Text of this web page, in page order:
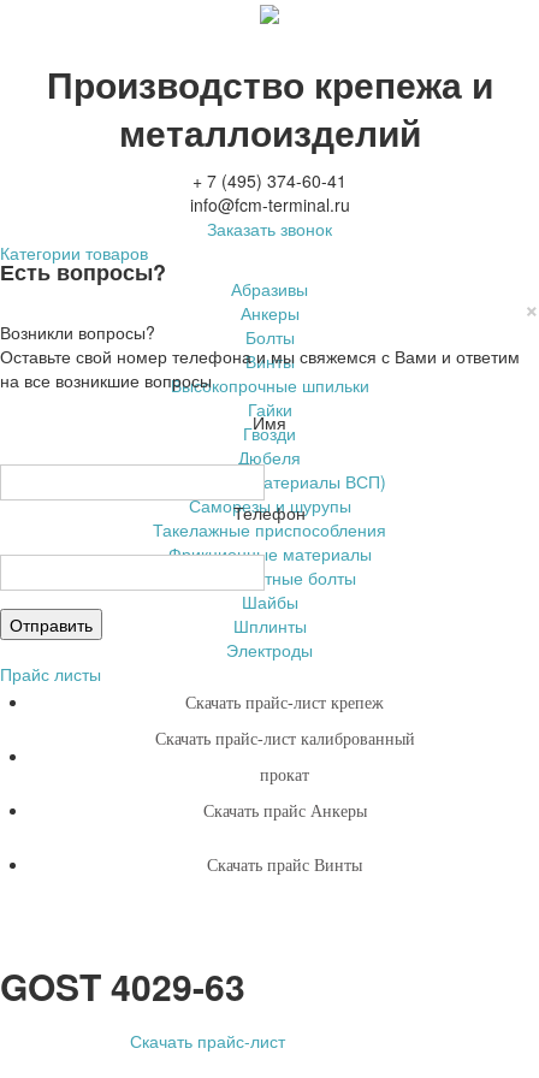
Производство крепежа и
металлоизделий
+ 7 (495) 374-60-41
info@fcm-terminal.ru
Заказать звонок
Категории товаров
Абразивы
Анкеры
Болты
Винты
Высокопрочные шпильки
Гайки
Гвозди
Дюбеля
ЖД крепеж (материалы ВСП)
Саморезы и шурупы
Такелажные приспособления
Фрикционные материалы
Фундаментные болты
Шайбы
Шплинты
Электроды
Прайс листы
Скачать прайс-лист крепеж
Скачать прайс-лист калиброванный
прокат
Скачать прайс Анкеры
Скачать прайс Винты
GOST 4029-63
Скачать прайс-лист
Есть вопросы?
×
Возникли вопросы?
Оставьте свой номер телефона и мы свяжемся с Вами и ответим
на все возникшие вопросы
Имя
Телефон